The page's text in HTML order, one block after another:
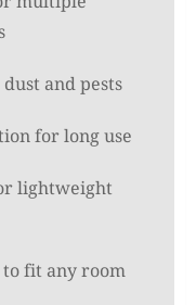
and pests
for long use
lightweight
fit any room